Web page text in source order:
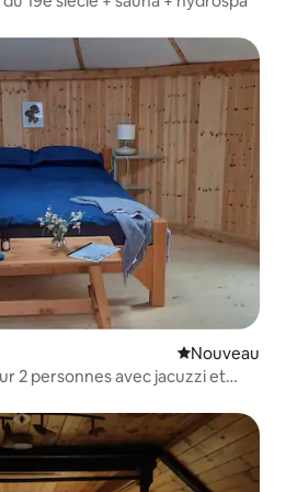
Nouvel
Nouveau
2 personnes avec jacuzzi et